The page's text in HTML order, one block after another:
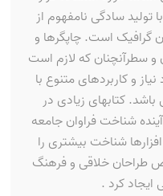
تولید سادگی نامفهوم از
گرافیک است. چاپگرها و
و سطرآنچنان که لازم است
و کاربردهای متنوع با
کتابهای زیادی در
شناخت فراوان جامعه
شناخت بیشتری را
طراحان خلاقی و فرهنگ
ایجاد کرد .